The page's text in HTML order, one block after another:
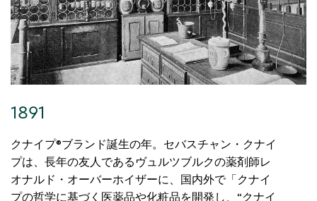
1891
クナイプ®ブランド誕生の年。セバスチャン・クナイ
プは、長年の友人であるヴュルツブルクの薬剤師レ
オナルド・オーバーホイザーに、国内外で「クナイ
プの哲学に基づく医薬品や化粧品を開発し、“クナイ